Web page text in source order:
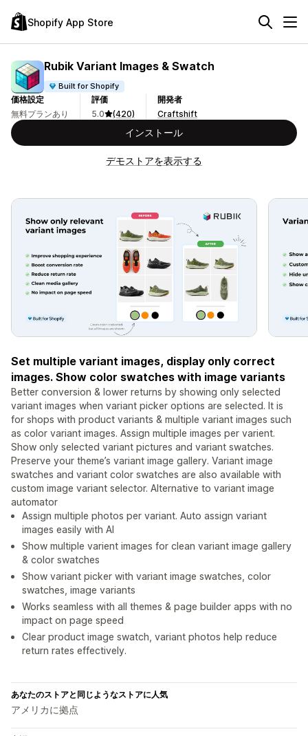
Shopify App Store
Rubik Variant Images & Swatch
Built for Shopify
価格設定
無料プランあり
評価
5.0
(420)
開発者
Craftshift
インストール
デモストアを表示する
Set multiple variant images, display only correct
images. Show color swatches with image variants
Better conversion & lower returns by showing only selected
variant images when variant picker options are selected. It is
for shops with product variants & multiple variant images such
as color variant images. Assign multiple images per varient.
Show only selected variant pictures and variant swatches.
Preserve your theme’s variant image gallery. Variant image
swatches and variant color swatches are also available with
custom image variant selector. Alternative to variant image
automator
Assign multiple photos per variant. Auto assign variant
images easily with AI
Show multiple varient images for clean variant image gallery
& color swatches
Show variant picker with variant image swatches, color
swatches, image variants
Works seamless with all themes & page builder apps with no
impact on page speed
Clear product image swatch, variant photos help reduce
return rates effectively.
あなたのストアと同じようなストアに人気
アメリカに拠点